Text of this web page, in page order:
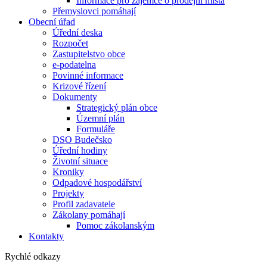
Přemyslovci pomáhají
Obecní úřad
Úřední deska
Rozpočet
Zastupitelstvo obce
e-podatelna
Povinné informace
Krizové řízení
Dokumenty
Strategický plán obce
Územní plán
Formuláře
DSO Budečsko
Úřední hodiny
Životní situace
Kroniky
Odpadové hospodářství
Projekty
Profil zadavatele
Zákolany pomáhají
Pomoc zákolanským
Kontakty
Rychlé odkazy